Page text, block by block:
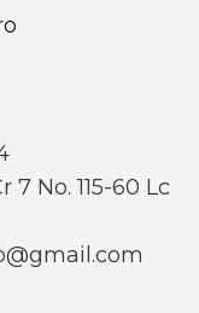
No. 115-60 Lc